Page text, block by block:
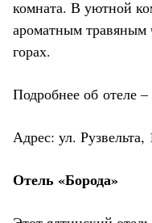
комната. В уютной
ароматным
горах.
Подробнее об отеле –
Адрес: ул. Рузвельта,
Отель «Борода»